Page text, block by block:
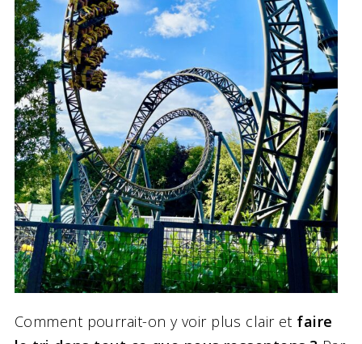
Comment pourrait-on y voir plus clair et faire